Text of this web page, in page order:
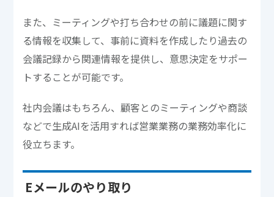
また、ミーティングや打ち合わせの前に議題に関す
る情報を収集して、事前に資料を作成したり過去の
会議記録から関連情報を提供し、意思決定をサポー
トすることが可能です。
社内会議はもちろん、顧客とのミーティングや商談
などで生成AIを活用すれば営業業務の業務効率化に
役立ちます。
Eメールのやり取り